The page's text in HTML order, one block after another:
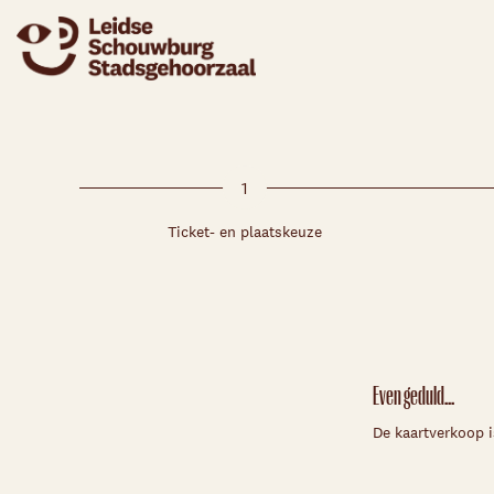
1
Ticket- en plaatskeuze
Even geduld...
De kaartverkoop